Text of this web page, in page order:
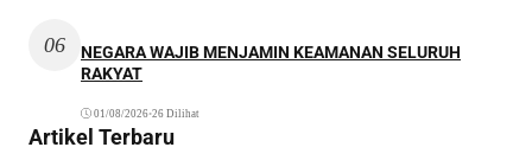
06
NEGARA WAJIB MENJAMIN KEAMANAN SELURUH
RAKYAT
01/08/2026•26 Dilihat
Artikel Terbaru